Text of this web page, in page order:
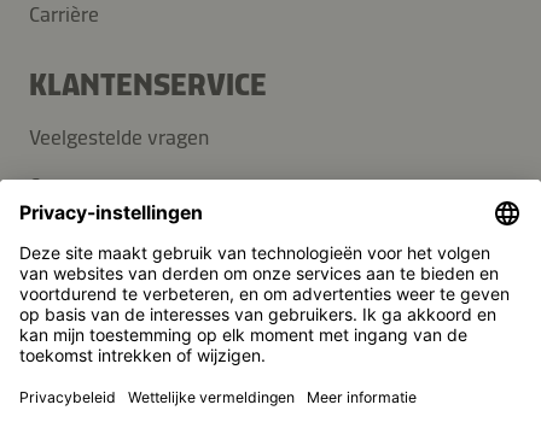
Carrière
KLANTENSERVICE
Veelgestelde vragen
Contact
Pers
Kikkoman is een geregistreerd handelsmerk van Kikkoman
Corporation, Japan.